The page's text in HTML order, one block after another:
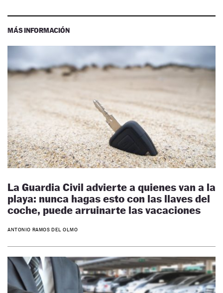
MÁS INFORMACIÓN
La Guardia Civil advierte a quienes van a la
playa: nunca hagas esto con las llaves del
coche, puede arruinarte las vacaciones
ANTONIO RAMOS DEL OLMO